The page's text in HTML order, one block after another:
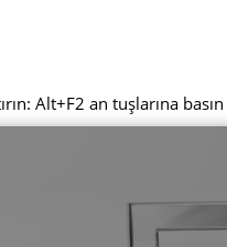
Alt+F2 an tuşlarına